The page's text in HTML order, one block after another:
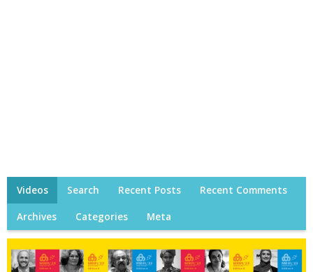
Videos Search Recent Posts Recent Comments
Archives Categories Meta